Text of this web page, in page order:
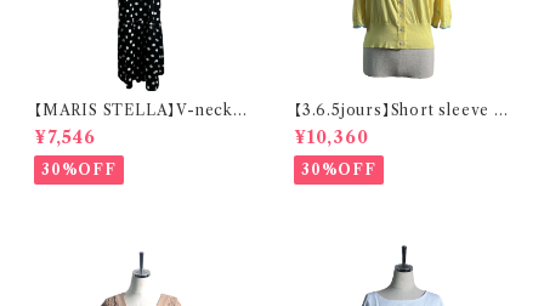
【MARIS STELLA】V-neck
Maxi Sleeveless One-piece
¥7,546
30%OFF
【3.6.5jours】Short sleeve B
ack ruffle Cardigan
¥10,360
30%OFF